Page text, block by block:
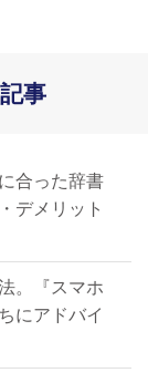
事
合った辞書
デメリット
。『スマホ
にアドバイ